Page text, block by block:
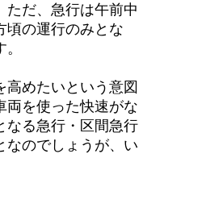
ただ、急行は午前中
頃の運行のみとな
めたいという意図
両を使った快速がな
なる急行・区間急行
なのでしょうが、い